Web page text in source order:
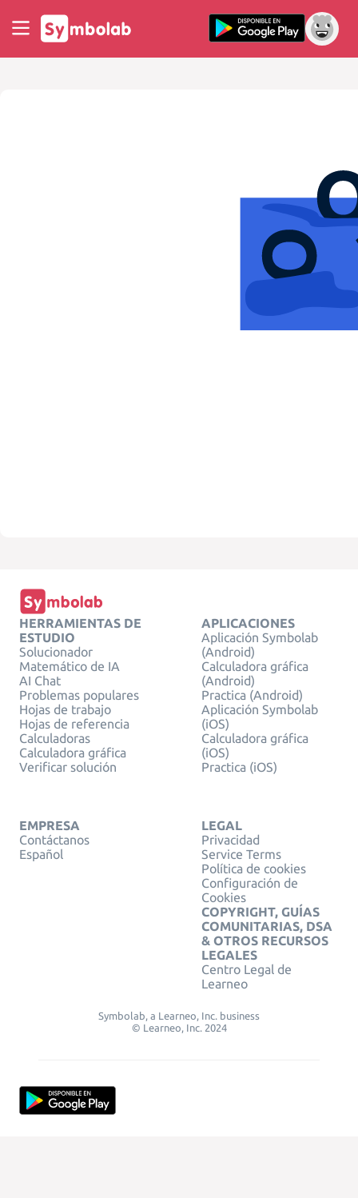
HERRAMIENTAS DE
ESTUDIO
Solucionador
Matemático de IA
AI Chat
Problemas populares
Hojas de trabajo
Hojas de referencia
Calculadoras
Calculadora gráfica
Verificar solución
APLICACIONES
Aplicación Symbolab
(Android)
Calculadora gráfica
(Android)
Practica (Android)
Aplicación Symbolab
(iOS)
Calculadora gráfica
(iOS)
Practica (iOS)
EMPRESA
Contáctanos
Español
LEGAL
Privacidad
Service Terms
Política de cookies
Configuración de
Cookies
COPYRIGHT, GUÍAS
COMUNITARIAS, DSA
& OTROS RECURSOS
LEGALES
Centro Legal de
Learneo
Symbolab, a Learneo, Inc. business
© Learneo, Inc. 2024